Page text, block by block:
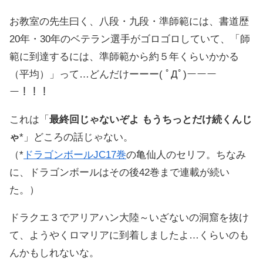
お教室の先生曰く、八段・九段・準師範には、書道歴
20年・30年のベテラン選手がゴロゴロしていて、「師
範に到達するには、準師範から約５年くらいかかる
（平均）」って…どんだけーーー( ﾟДﾟ)ーーー
ー！！！
これは「 最終回じゃないぞよ もうちっとだけ続くんじ
ゃ*」どころの話じゃない。
（* ドラゴンボールJC17巻の亀仙人のセリフ。ちなみ
に、ドラゴンボールはその後42巻まで連載が続い
た。）
ドラクエ３でアリアハン大陸～いざないの洞窟を抜け
て、ようやくロマリアに到着しましたよ…くらいのも
んかもしれないな。